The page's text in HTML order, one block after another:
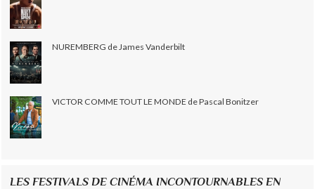
NUREMBERG de James Vanderbilt
VICTOR COMME TOUT LE MONDE de Pascal Bonitzer
LES FESTIVALS DE CINÉMA INCONTOURNABLES EN